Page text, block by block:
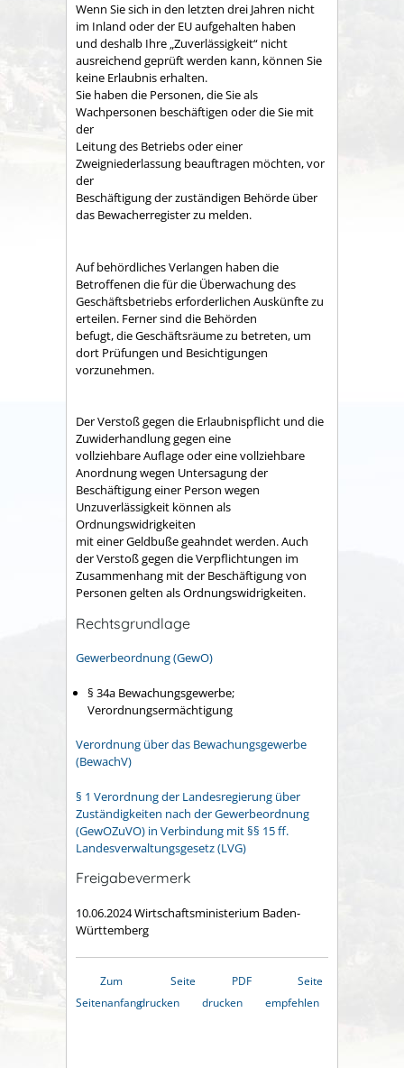
Wenn Sie sich in den letzten drei Jahren nicht
im Inland oder der EU aufgehalten haben
und deshalb Ihre „Zuverlässigkeit“ nicht
ausreichend geprüft werden kann, können Sie
keine Erlaubnis erhalten.
Sie haben die Personen, die Sie als
Wachpersonen beschäftigen oder die Sie mit
der
Leitung des Betriebs oder einer
Zweigniederlassung beauftragen möchten, vor
der
Beschäftigung der zuständigen Behörde über
das Bewacherregister zu melden.
Auf behördliches Verlangen haben die
Betroffenen die für die Überwachung des
Geschäftsbetriebs erforderlichen Auskünfte zu
erteilen. Ferner sind die Behörden
befugt, die Geschäftsräume zu betreten, um
dort Prüfungen und Besichtigungen
vorzunehmen.
Der Verstoß gegen die Erlaubnispflicht und die
Zuwiderhandlung gegen eine
vollziehbare Auflage oder eine vollziehbare
Anordnung wegen Untersagung der
Beschäftigung einer Person wegen
Unzuverlässigkeit können als
Ordnungswidrigkeiten
mit einer Geldbuße geahndet werden. Auch
der Verstoß gegen die Verpflichtungen im
Zusammenhang mit der Beschäftigung von
Personen gelten als Ordnungswidrigkeiten.
Rechtsgrundlage
Gewerbeordnung (GewO)
§ 34a Bewachungsgewerbe;
Verordnungsermächtigung
Verordnung über das Bewachungsgewerbe
(BewachV)
§ 1 Verordnung der Landesregierung über
Zuständigkeiten nach der Gewerbeordnung
(GewOZuVO) in Verbindung mit §§ 15 ff.
Landesverwaltungsgesetz (LVG)
Freigabevermerk
10.06.2024 Wirtschaftsministerium Baden-
Württemberg
Zum
Seitenanfang
Seite
drucken
PDF
drucken
Seite
empfehlen